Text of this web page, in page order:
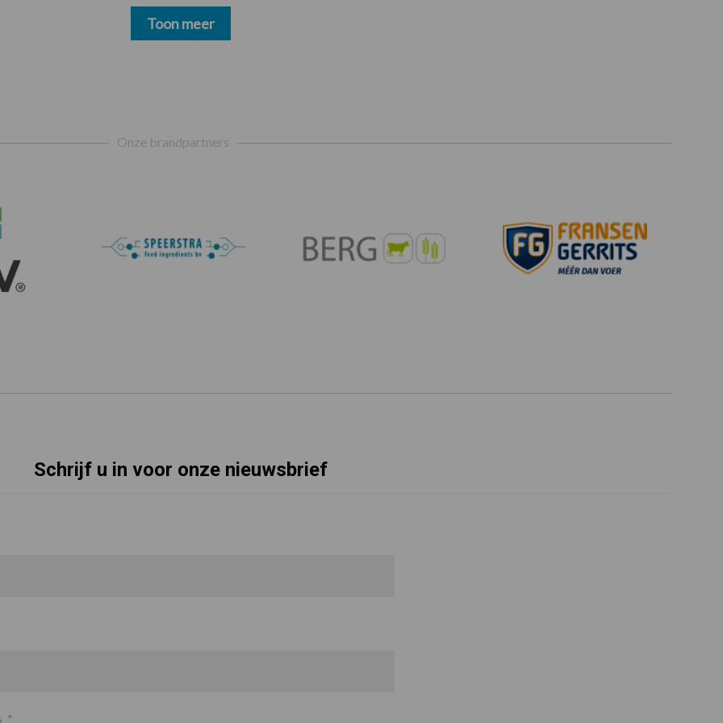
Toon meer
Onze brandpartners
Schrijf u in voor onze nieuwsbrief
*